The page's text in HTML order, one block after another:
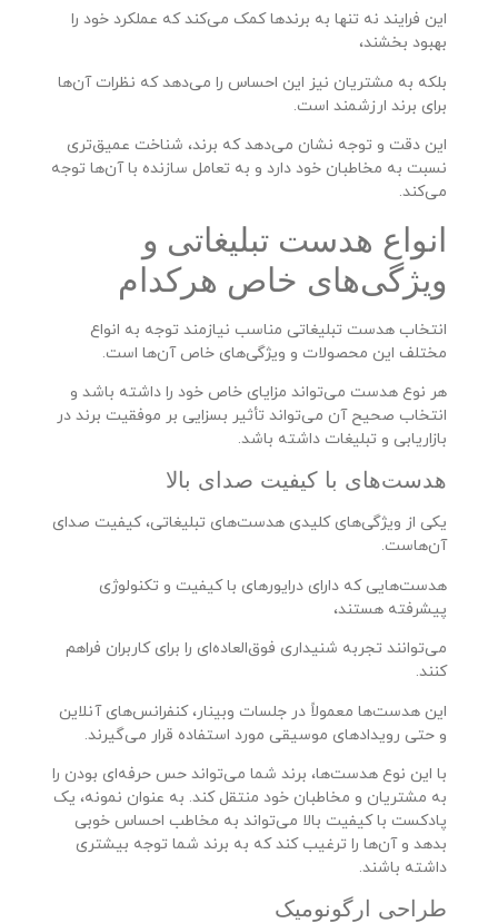
این فرایند نه تنها به برندها کمک می‌کند که عملکرد خود را
بهبود بخشند،
بلکه به مشتریان نیز این احساس را می‌دهد که نظرات آن‌ها
برای برند ارزشمند است.
این دقت و توجه نشان می‌دهد که برند، شناخت عمیق‌تری
نسبت به مخاطبان خود دارد و به تعامل سازنده با آن‌ها توجه
می‌کند.
انواع هدست تبلیغاتی و
ویژگی‌های خاص هرکدام
انتخاب هدست تبلیغاتی مناسب نیازمند توجه به انواع
مختلف این محصولات و ویژگی‌های خاص آن‌ها است.
هر نوع هدست می‌تواند مزایای خاص خود را داشته باشد و
انتخاب صحیح آن می‌تواند تأثیر بسزایی بر موفقیت برند در
بازاریابی و تبلیغات داشته باشد.
هدست‌های با کیفیت صدای بالا
یکی از ویژگی‌های کلیدی هدست‌های تبلیغاتی، کیفیت صدای
آن‌هاست.
هدست‌هایی که دارای درایورهای با کیفیت و تکنولوژی
پیشرفته هستند،
می‌توانند تجربه شنیداری فوق‌العاده‌ای را برای کاربران فراهم
کنند.
این هدست‌ها معمولاً در جلسات وبینار، کنفرانس‌های آنلاین
و حتی رویدادهای موسیقی مورد استفاده قرار می‌گیرند.
با این نوع هدست‌ها، برند شما می‌تواند حس حرفه‌ای بودن را
به مشتریان و مخاطبان خود منتقل کند. به عنوان نمونه، یک
پادکست با کیفیت بالا می‌تواند به مخاطب احساس خوبی
بدهد و آن‌ها را ترغیب کند که به برند شما توجه بیشتری
داشته باشند.
طراحی ارگونومیک